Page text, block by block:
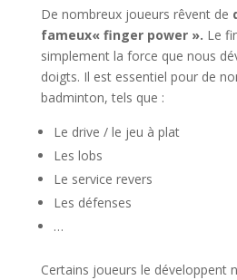
De nombreux joueurs rêvent de
fameux« finger power ». Le
simplement la force que nous
doigts. Il est essentiel pour de
badminton, tels que :
Le drive / le jeu à plat
Les lobs
Le service revers
Les défenses
…
Certains joueurs le développent